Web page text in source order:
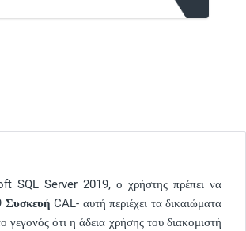
SQL Server 2019, ο χρήστης πρέπει να
Συσκευή CAL- αυτή περιέχει τα δικαιώματα
ότι η άδεια χρήσης του διακομιστή